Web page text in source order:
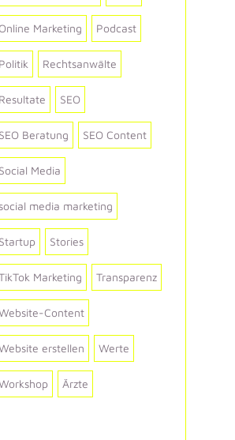
Online Marketing Podcast
Politik Rechtsanwälte
Resultate SEO
SEO Beratung SEO Content
Social Media
social media marketing
Startup Stories
Marketing Transparenz
Content
erstellen Werte
Ärzte